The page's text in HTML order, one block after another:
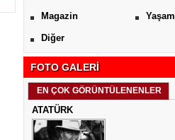
Magazin Yaşam
Diğer
FOTO GALERİ
EN ÇOK GÖRÜNTÜLENENLER
ATATÜRK